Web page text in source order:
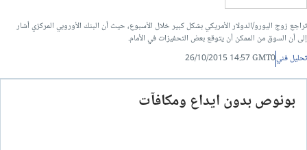
تراجع زوج اليورو/الدولار الأمريكي بشكل كبير خلال الأسبوع، حيث أن البنك الأوروبي المركزي أشار
إلى أن السوق من الممكن أن يتوقع بعض التحفيزات في الأمام.
تحليل فني26/10/2015 14:57 GMT0
بونوص بدون ايداع ومكافآت